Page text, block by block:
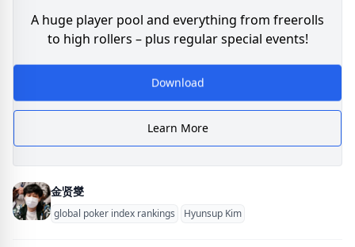
A huge player pool and everything from freerolls
to high rollers – plus regular special events!
Download
Learn More
金贤燮
global poker index rankings Hyunsup Kim